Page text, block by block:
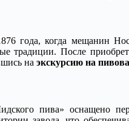
года, когда мещанин
традиции. После
на экскурсию на
пива» оснащено